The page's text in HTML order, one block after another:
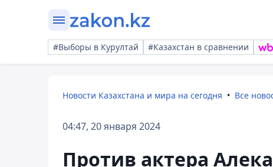
#Выборы в Курултай #Казахстан в сравнении
Новости Казахстана и мира на сегодня Все
04:47, 20 января 2024
Против актера